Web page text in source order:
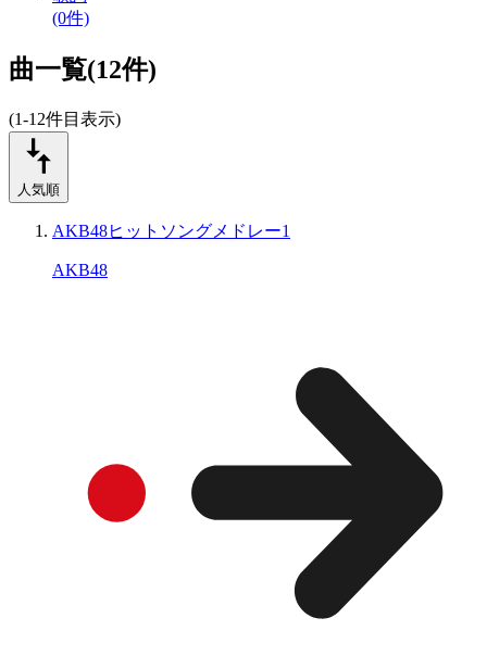
(0件)
曲一覧(12件)
(1-12件目表示)
人気順
AKB48ヒットソングメドレー1
AKB48